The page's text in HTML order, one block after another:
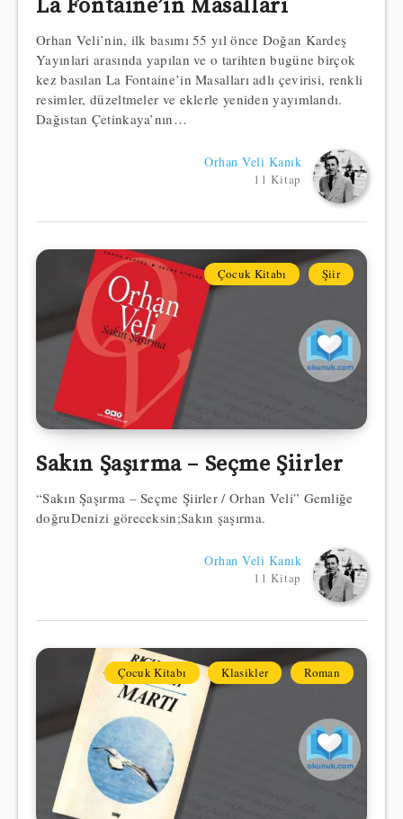
La Fontaine’in Masalları
Orhan Veli’nin, ilk basımı 55 yıl önce Doğan Kardeş
Yayınlari arasında yapılan ve o tarihten bugüne birçok
kez basılan La Fontaine’in Masalları adlı çevirisi, renkli
resimler, düzeltmeler ve eklerle yeniden yayımlandı.
Dağıstan Çetinkaya’nın…
Orhan Veli Kanık
11 Kitap
Çocuk Kitabı Şiir
Sakın Şaşırma – Seçme Şiirler
“Sakın Şaşırma – Seçme Şiirler / Orhan Veli” Gemliğe
doğruDenizi göreceksin;Sakın şaşırma.
Orhan Veli Kanık
11 Kitap
Çocuk Kitabı Klasikler Roman